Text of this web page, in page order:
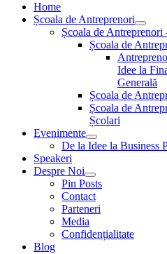
Home
Școala de Antreprenori
Școala de Antreprenori
Școala de
Idee la
Generală
Școala de
Școala de
Școlari
Evenimente
De la Idee la Business
Speakeri
Despre Noi
Pin Posts
Contact
Parteneri
Media
Confidențialitate
Blog